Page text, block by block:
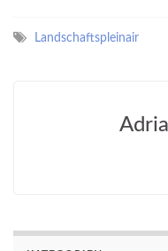
Landschaftspleinair